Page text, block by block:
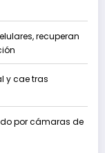
recuperan
y cae tras
por cámaras de